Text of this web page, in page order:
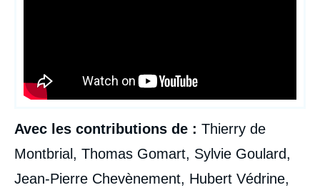
Avec les contributions de : Thierry de
Montbrial, Thomas Gomart, Sylvie Goulard,
Jean-Pierre Chevènement, Hubert Védrine,